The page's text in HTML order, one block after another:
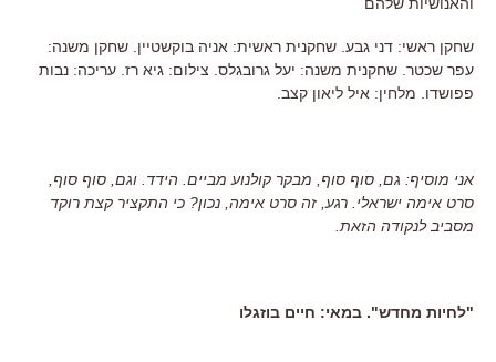
שחקן ראשי: דני גבע. שחקנית ראשית: אניה בוקשטיין. שחקן משנה:
עפר שכטר. שחקנית משנה: יעל גרובגלס. צילום: גיא רז. עריכה: נבות
פפושדו. מלחין: איל ליאון קצב.
אני מוסיף: גם, סוף סוף, מבקר קולנוע מביים. הידד. וגם, סוף סוף,
סרט אימה ישראלי. רגע, זה סרט אימה, נכון? כי התקציר קצת רוקד
מסביב לנקודה הזאת.
"לחיות מחדש". במאי: חיים בוזגלו